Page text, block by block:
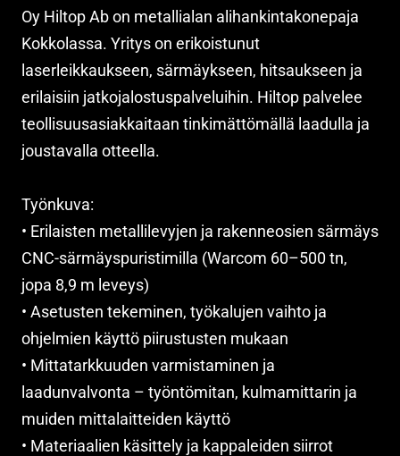
Oy Hiltop Ab on metallialan alihankintakonepaja
Kokkolassa. Yritys on erikoistunut
laserleikkaukseen, särmäykseen, hitsaukseen ja
erilaisiin jatkojalostuspalveluihin. Hiltop palvelee
teollisuusasiakkaitaan tinkimättömällä laadulla ja
joustavalla otteella.
Työnkuva:
• Erilaisten metallilevyjen ja rakenneosien särmäys
CNC-särmäyspuristimilla (Warcom 60–500 tn,
jopa 8,9 m leveys)
• Asetusten tekeminen, työkalujen vaihto ja
ohjelmien käyttö piirustusten mukaan
• Mittatarkkuuden varmistaminen ja
laadunvalvonta – työntömitan, kulmamittarin ja
muiden mittalaitteiden käyttö
• Materiaalien käsittely ja kappaleiden siirrot